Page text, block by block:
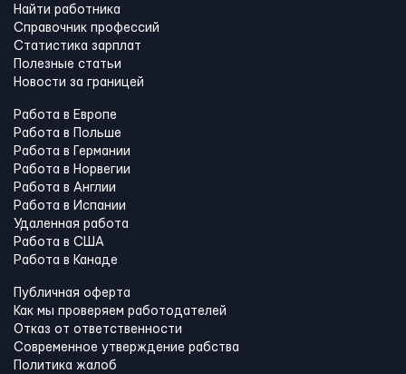
Найти работника
Справочник профессий
Статистика зарплат
Полезные статьи
Новости за границей
Работа в Европе
Работа в Польше
Работа в Германии
Работа в Норвегии
Работа в Англии
Работа в Испании
Удаленная работа
Работа в США
Работа в Канадe
Публичная оферта
Как мы проверяем работодателей
Отказ от ответственности
Современное утверждение рабства
Политика жалоб